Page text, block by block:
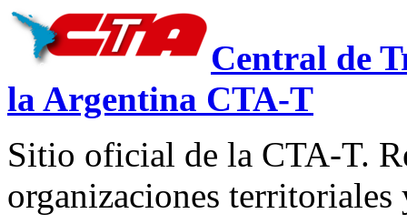
Central de
la Argentina CTA-T
Sitio oficial de la CTA-T.
organizaciones territoriales